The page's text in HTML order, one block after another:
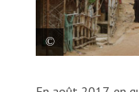
soins de santé